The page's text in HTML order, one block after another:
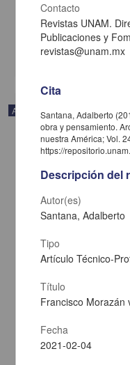
Caribe, UNAM
2021-02-05
Multidisciplina
Artículo
Payeras, Javier - Centro de
el Caribe, UNAM
Contacto
Revistas UNAM.
Publicaciones y
revistas@unam.mx
Cita
Santana, Adalberto
obra y pensamiento.
nuestra América; Vol.
https://
Descripción del
Autor(es)
Santana, Adalberto
Tipo
Artículo Técnico-
Título
Francisco Morazán
Fecha
2021-02-04